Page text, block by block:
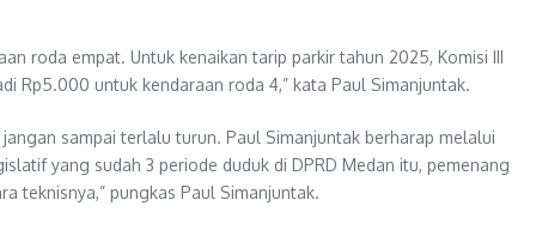
roda empat. Untuk kenaikan tarip parkir tahun 2025, Komisi III
Rp5.000 untuk kendaraan roda 4,” kata Paul Simanjuntak.
sampai terlalu turun. Paul Simanjuntak berharap melalui
yang sudah 3 periode duduk di DPRD Medan itu, pemenang
teknisnya,” pungkas Paul Simanjuntak.